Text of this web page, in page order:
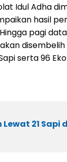
Idul Adha
hasil
pagi
disembelih
serta 96
21 Sapi